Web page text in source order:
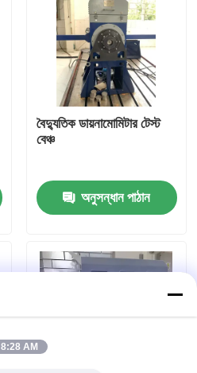
বৈদ্যুতিক ডায়নামোমিটার টেস্ট
বেঞ্চ
অনুসন্ধান পাঠান
8:28 AM